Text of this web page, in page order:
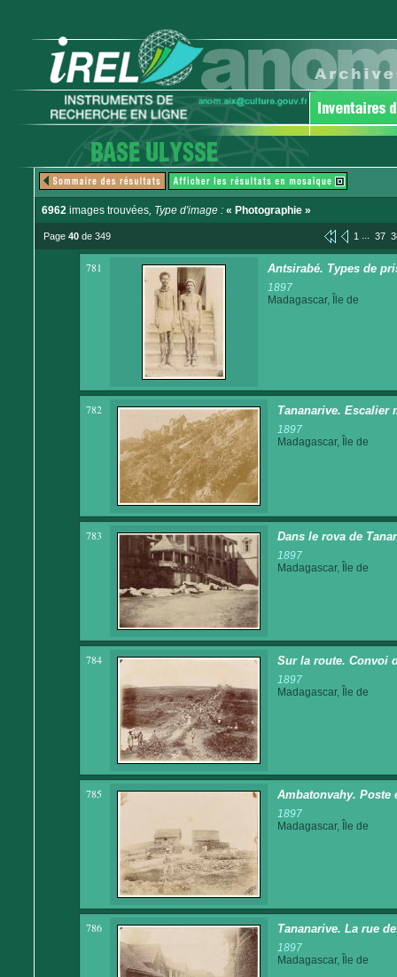
6962 images trouvées, Type d'image : « Photographie »
Page 40 de 349 1 ... 37
781 Antsirabé. Types de
1897
Madagascar, Île de
782 Tananarive. Escalier
1897
Madagascar, Île de
783 Dans le rova de
1897
Madagascar, Île de
784 Sur la route. Convoi
1897
Madagascar, Île de
785 Ambatonvahy. Poste
1897
Madagascar, Île de
786 Tananarive. La rue
1897
Madagascar, Île de